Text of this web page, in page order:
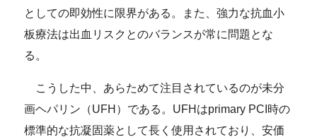
としての即効性に限界がある。また、強力な抗血小
板療法は出血リスクとのバランスが常に問題とな
る。
こうした中、あらためて注目されているのが未分
画ヘパリン（UFH）である。UFHはprimary PCI時の
標準的な抗凝固薬として長く使用されており、安価